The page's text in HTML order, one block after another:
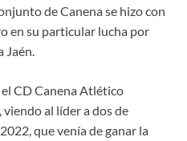
de Canena se hizo con
en su particular lucha por
CD Canena Atlético
al líder a dos de
que venía de ganar la